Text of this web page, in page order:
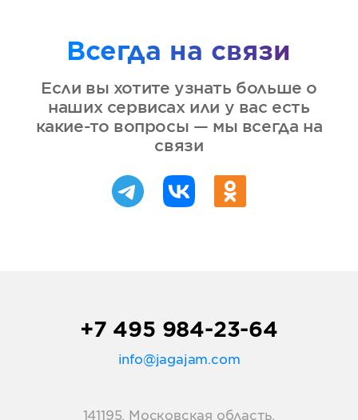
Всегда на связи
Если вы хотите узнать больше о
наших сервисах или у вас есть
какие-то вопросы — мы всегда на
связи
+7 495 984-23-64
info@jagajam.com
141195, Московская область,